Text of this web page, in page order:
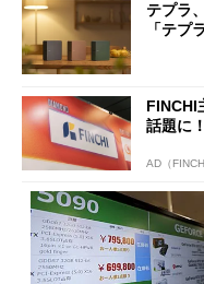
テプラ
「テプ
FINCHI
話題に！
AD（